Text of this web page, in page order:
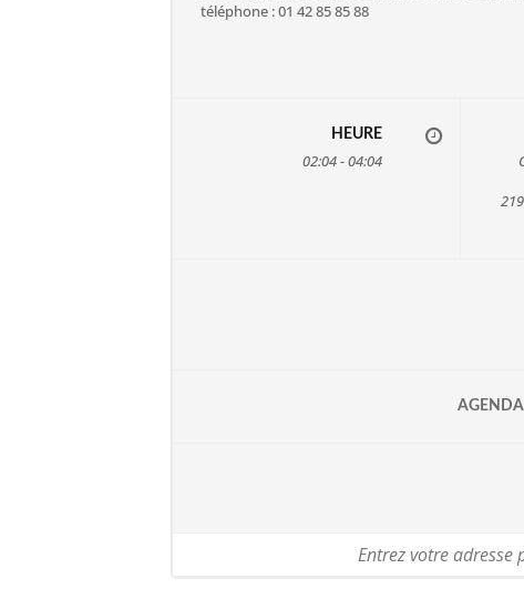
téléphone : 01 42 85 85 88
HEURE
02:04 - 04:04
AGENDA